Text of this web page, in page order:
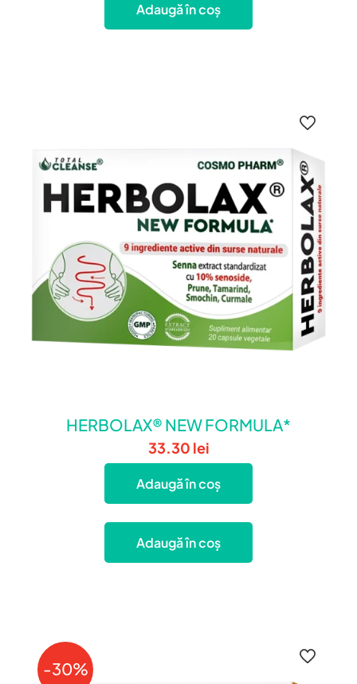
Adaugă în coș
HERBOLAX® NEW FORMULA*
33.30 lei
Adaugă în coș
Adaugă în coș
-30%